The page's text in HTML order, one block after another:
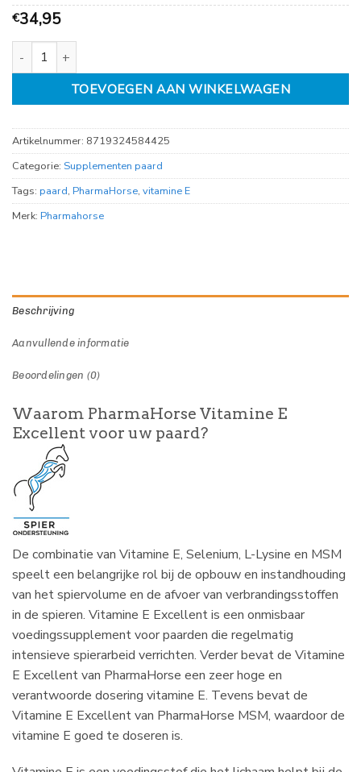
€34,95
PharmaHorse vitamine E excellent aantal
TOEVOEGEN AAN WINKELWAGEN
Artikelnummer: 8719324584425
Categorie: Supplementen paard
Tags: paard, PharmaHorse, vitamine E
Merk: Pharmahorse
Beschrijving
Aanvullende informatie
Beoordelingen (0)
Waarom PharmaHorse Vitamine E
Excellent voor uw paard?
De combinatie van Vitamine E, Selenium, L-Lysine en MSM
speelt een belangrijke rol bij de opbouw en instandhouding
van het spiervolume en de afvoer van verbrandingsstoffen
in de spieren. Vitamine E Excellent is een onmisbaar
voedingssupplement voor paarden die regelmatig
intensieve spierarbeid verrichten. Verder bevat de Vitamine
E Excellent van PharmaHorse een zeer hoge en
verantwoorde dosering vitamine E. Tevens bevat de
Vitamine E Excellent van PharmaHorse MSM, waardoor de
vitamine E goed te doseren is.